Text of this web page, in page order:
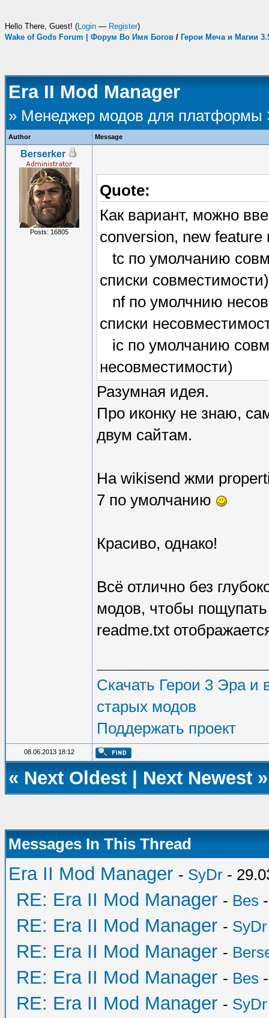
Hello There, Guest! (Login — Register)
Wake of Gods Forum | Форум Во Имя Богов / Герои Меча и Магии
Era II Mod Manager
» Менеджер модов для платформы
Author Message
Berserker
Posts: 16805
Quote:
Как вариант, можно
conversion, new feature
tc по умолчанию
списки совместимости)
nf по умолчнию
списки
ic по умолчанию
несовместимости)
Разумная идея.
Про иконку не знаю,
двум сайтам.
На wikisend жми
7 по умолчанию
Красиво, однако!
Всё отлично без
модов, чтобы
readme.txt
Скачать Герои 3 Эра и
старых модов
Поддержать проект
08.06.2013 18:12
« Next Oldest Next Newest »
Messages In This Thread
Era II Mod Manager - SyDr -
RE: Era II Mod Manager - Bes
RE: Era II Mod Manager - SyDr
RE: Era II Mod Manager -
RE: Era II Mod Manager - Bes
RE: Era II Mod Manager - SyDr